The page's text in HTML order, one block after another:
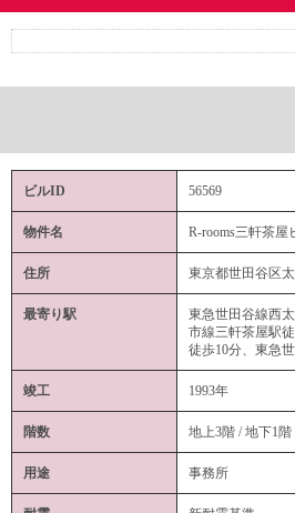
ビルID 56569
物件名 R-rooms三軒茶屋
住所 東京都世田谷区
最寄り駅
東急世田谷線西
市線三軒茶屋駅
徒歩10分、東急
竣工 1993年
階数 地上3階 / 地下1階
用途 事務所